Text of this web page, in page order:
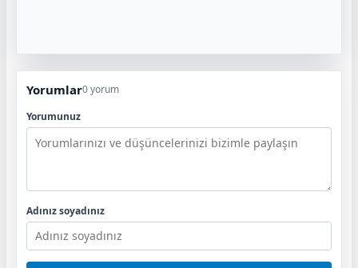
Yorumlar0 yorum
Yorumunuz
Adınız soyadınız